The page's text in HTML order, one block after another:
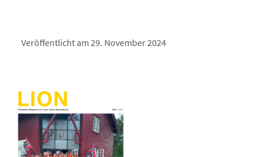
Veröffentlicht am 29. November 2024